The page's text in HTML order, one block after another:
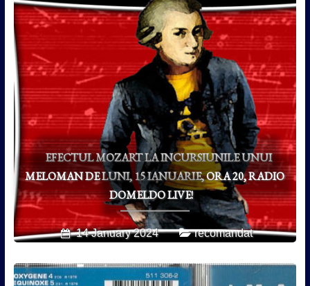
EFECTUL MOZART LA INCURSIUNILE UNUI
MELOMAN DE LUNI, 15 IANUARIE, ORA 20, RADIO
DOMELDO LIVE!
14 January 2024 recomandat